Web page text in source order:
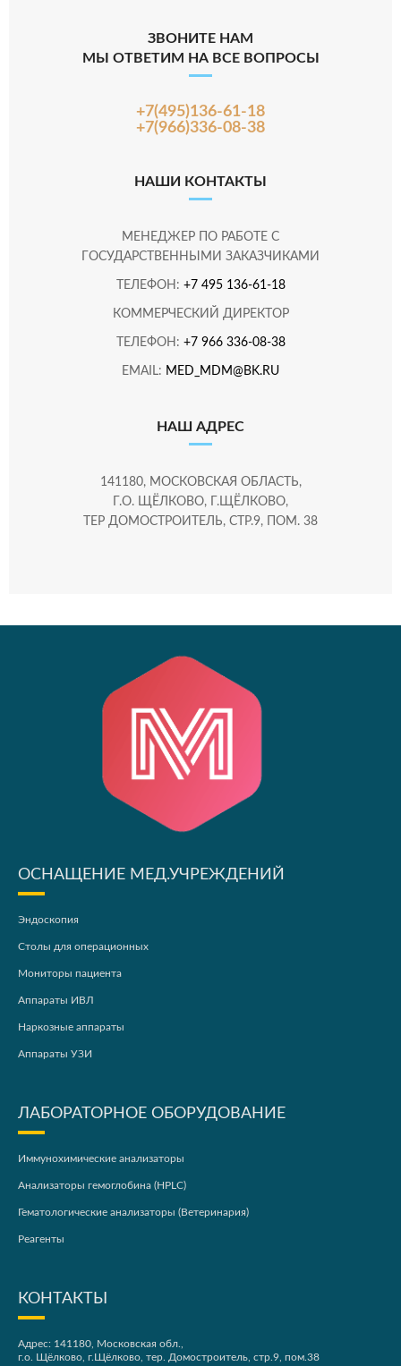
ЗВОНИТЕ НАМ
МЫ ОТВЕТИМ НА ВСЕ ВОПРОСЫ
+7(495)136-61-18
+7(966)336-08-38
НАШИ КОНТАКТЫ
МЕНЕДЖЕР ПО РАБОТЕ С
ГОСУДАРСТВЕННЫМИ ЗАКАЗЧИКАМИ
ТЕЛЕФОН: +7 495 136-61-18
КОММЕРЧЕСКИЙ ДИРЕКТОР
ТЕЛЕФОН: +7 966 336-08-38
EMAIL: MED_MDM@BK.RU
НАШ АДРЕС
141180, МОСКОВСКАЯ ОБЛАСТЬ,
Г.О. ЩЁЛКОВО, Г.ЩЁЛКОВО,
ТЕР ДОМОСТРОИТЕЛЬ, СТР.9, ПОМ. 38
ОСНАЩЕНИЕ МЕД.УЧРЕЖДЕНИЙ
Эндоскопия
Столы для операционных
Мониторы пациента
Аппараты ИВЛ
Наркозные аппараты
Аппараты УЗИ
ЛАБОРАТОРНОЕ ОБОРУДОВАНИЕ
Иммунохимические анализаторы
Анализаторы гемоглобина (HPLC)
Гематологические анализаторы (Ветеринария)
Реагенты
КОНТАКТЫ
Адрес: 141180, Московская обл.,
г.о. Щёлково, г.Щёлково, тер. Домостроитель, стр.9, пом.38